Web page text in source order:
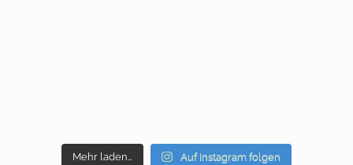
Mehr laden… Auf Instagram folgen